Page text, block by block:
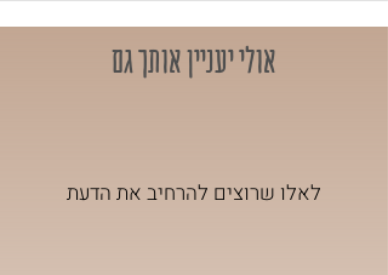
אולי יעניין אותך גם
לאלו שרוצים להרחיב את הדעת